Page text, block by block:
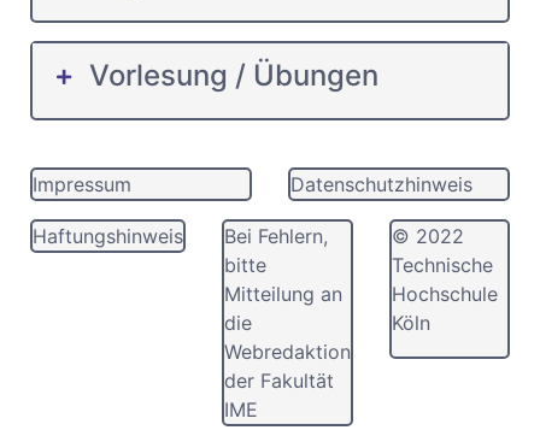
Vorlesung / Übungen
Impressum Datenschutzhinweis
Haftungshinweis
Bei Fehlern,
bitte
Mitteilung an
die
Webredaktion
der Fakultät
IME
© 2022
Technische
Hochschule
Köln